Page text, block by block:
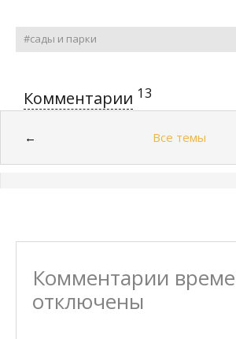
#сады и парки
Комментарии 13
← Все темы
Комментарии
отключены